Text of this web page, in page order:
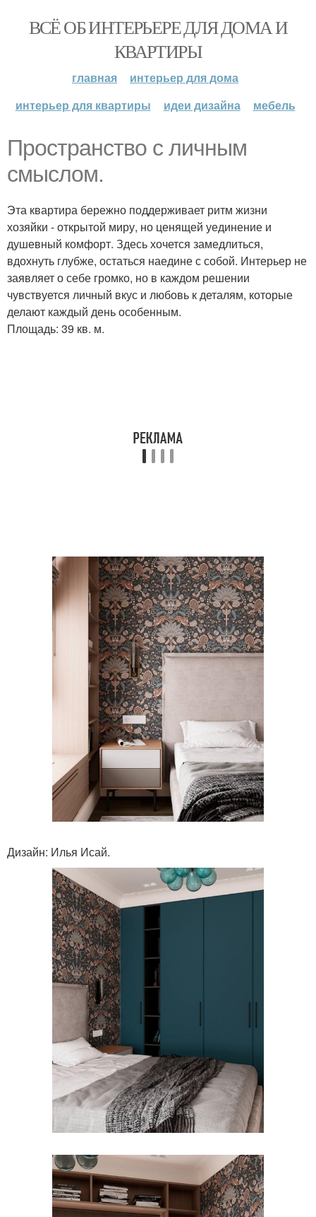
ВСЁ ОБ ИНТЕРЬЕРЕ ДЛЯ ДОМА И
КВАРТИРЫ
главная
интерьер для дома
интерьер для квартиры
идеи дизайна мебель
Пространство с личным
смыслом.
Эта квартира бережно поддерживает ритм жизни
хозяйки - открытой миру, но ценящей уединение и
душевный комфорт. Здесь хочется замедлиться,
вдохнуть глубже, остаться наедине с собой. Интерьер не
заявляет о себе громко, но в каждом решении
чувствуется личный вкус и любовь к деталям, которые
делают каждый день особенным.
Площадь: 39 кв. м.
Дизайн: Илья Исай.